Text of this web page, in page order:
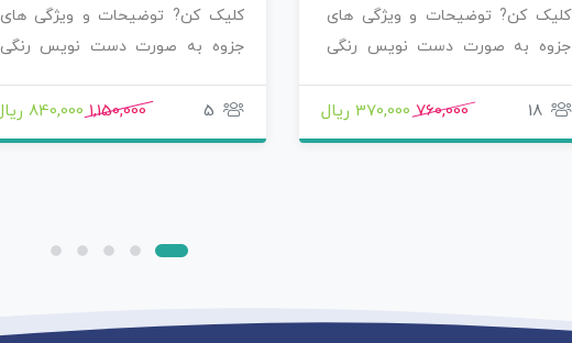
کلیک کن? توضیحات و ویژگی های
جزوه به صورت دست نویس رنگی
18
760,000 370,000 ریال
کلیک کن? توضیحات و ویژگی های
جزوه به صورت دست نویس رنگی
5
1,150,000 840,000 ریال